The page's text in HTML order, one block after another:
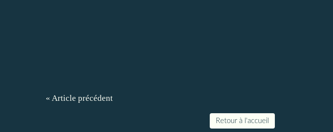
« Article précédent
Retour à l'accueil